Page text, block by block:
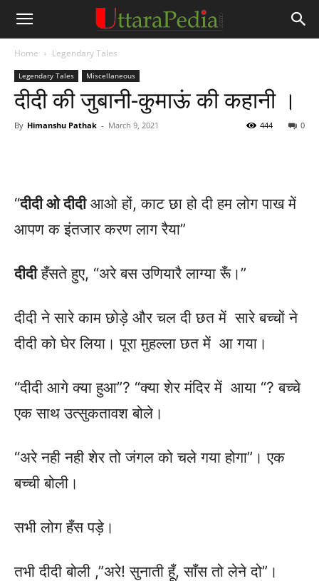
Home Legendary Tales
Legendary Tales Miscellaneous
दीदी की जुबानी-कुमाऊं की कहानी ।
By Himanshu Pathak - March 9, 2021 0
444
“दीदी ओ दीदीआओ हों, काट छा हो दी हम लोग पाख में
आपण क इंतजार करण लाग रैया”
दीदीहँसते हुए, “अरे बस उणियारै लाग्या रूँ।”
दीदी ने सारे काम छोड़े और चल दी छत में सारे बच्चों ने
दीदी को घेर लिया। पूरा मुहल्ला छत में आ गया।
“दीदी आगे क्या हुआ”? “क्या शेर मंदिर में आया “? बच्चे
एक साथ उत्सुकतावश बोले।
“अरे नही नही शेर तो जंगल को चले गया होगा”। एक
बच्ची बोली।
सभी लोग हँस पड़े।
तभी दीदी बोली ,”अरे! सुनाती हूँ, साँस तो लेने दो”।